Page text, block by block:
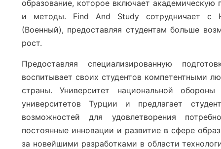
образование, которое включает
и методы. Find And Study сотрудничает с
(Военный), предоставляя студентам больше
рост.
Предоставляя специализированную
воспитывает своих студентов компетентными
страны. Университет национальной
университетов Турции и предлагает
возможностей для удовлетворения
постоянные инновации и развитие в сфере
за новейшими разработками в области